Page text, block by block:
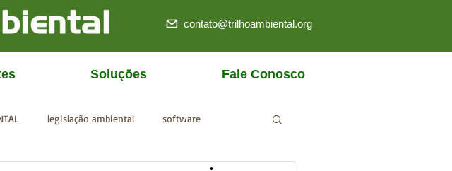
contato@trilhoambiental.org
Soluçōes Fale Conosco
legislação ambiental software